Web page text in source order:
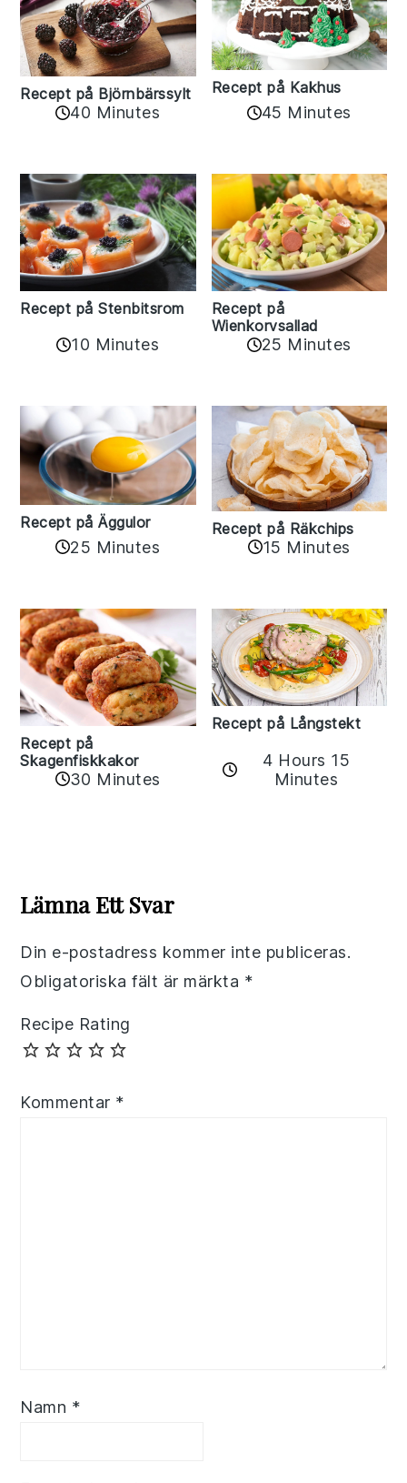
Recept på Björnbärssylt
40 Minutes
Recept på Kakhus
45 Minutes
Recept på Stenbitsrom
10 Minutes
Recept på
Wienkorvsallad
25 Minutes
Recept på Äggulor
25 Minutes
Recept på Räkchips
15 Minutes
Recept på
Skagenfiskkakor
30 Minutes
Recept på Långstekt
4 Hours 15
Minutes
Interactions
Lämna Ett Svar
Din e-postadress kommer inte publiceras.
Obligatoriska fält är märkta *
Recipe Rating
Kommentar *
Namn *